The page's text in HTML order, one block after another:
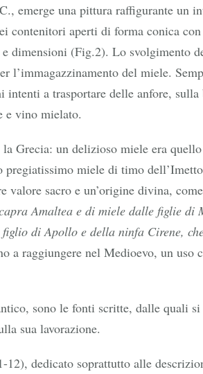
emerge una pittura raffigurante un
contenitori aperti di forma conica
dimensioni (Fig.2). Lo svolgimento
l’immagazzinamento del miele.
intenti a trasportare delle anfore,
e vino mielato.
Grecia: un delizioso miele era
pregiatissimo miele di timo
valore sacro e un’origine divina,
Amaltea e di miele dalle figlie di
di Apollo e della ninfa Cirene,
a raggiungere nel Medioevo, un uso
sono le fonti scritte, dalle quali si
sua lavorazione.
dedicato soprattutto alle